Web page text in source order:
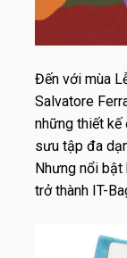
Đến với mùa
Salvatore
những thiết
sưu tập đa
Nhưng nổi bật
trở thành IT-